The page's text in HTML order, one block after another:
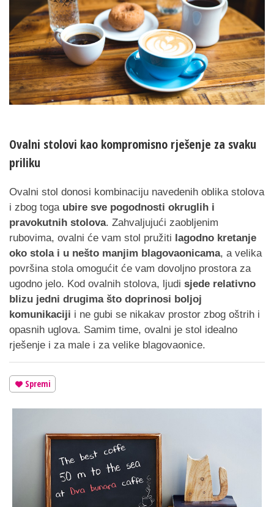
Ovalni stolovi kao kompromisno rješenje za svaku
priliku
Ovalni stol donosi kombinaciju navedenih oblika stolova
i zbog toga ubire sve pogodnosti okruglih i
pravokutnih stolova. Zahvaljujući zaobljenim
rubovima, ovalni će vam stol pružiti lagodno kretanje
oko stola i u nešto manjim blagovaonicama, a velika
površina stola omogućit će vam dovoljno prostora za
ugodno jelo. Kod ovalnih stolova, ljudi sjede relativno
blizu jedni drugima što doprinosi boljoj
komunikaciji i ne gubi se nikakav prostor zbog oštrih i
opasnih uglova. Samim time, ovalni je stol idealno
rješenje i za male i za velike blagovaonice.
Spremi